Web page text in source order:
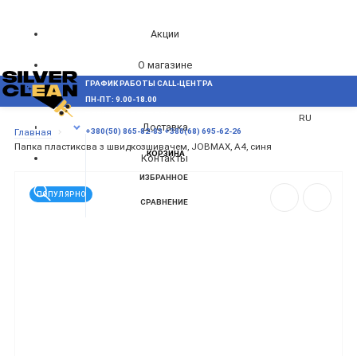
Акции
О магазине
Блог
Доставка
Контакты
RU
МЕНЮ
ГРАФИК РАБОТЫ CALL-ЦЕНТРА
ПН-ПТ: 9.00-18.00
+380(50) 865-82-83 +380(68) 695-62-26
КОРЗИНА
ИЗБРАННОЕ
СРАВНЕНИЕ
Главная
Папка пластикова з швидкозшивачем, JOBMAX, A4, синя
ПОПУЛЯРНО